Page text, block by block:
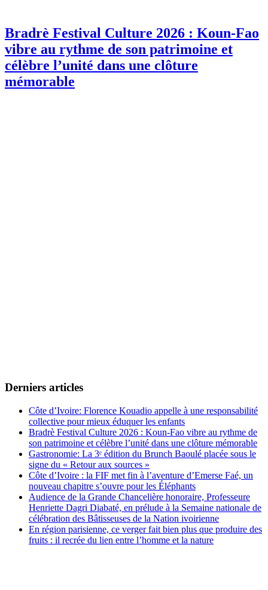
Bradrè Festival Culture 2026 : Koun-Fao
vibre au rythme de son patrimoine et
célèbre l’unité dans une clôture
mémorable
Derniers articles
Côte d’Ivoire: Florence Kouadio appelle à une responsabilité
collective pour mieux éduquer les enfants
Bradrè Festival Culture 2026 : Koun-Fao vibre au rythme de
son patrimoine et célèbre l’unité dans une clôture mémorable
Gastronomie: La 3ᵉ édition du Brunch Baoulé placée sous le
signe du « Retour aux sources »
Côte d’Ivoire : la FIF met fin à l’aventure d’Emerse Faé, un
nouveau chapitre s’ouvre pour les Éléphants
Audience de la Grande Chancelière honoraire, Professeure
Henriette Dagri Diabaté, en prélude à la Semaine nationale de
célébration des Bâtisseuses de la Nation ivoirienne
En région parisienne, ce verger fait bien plus que produire des
fruits : il recrée du lien entre l’homme et la nature